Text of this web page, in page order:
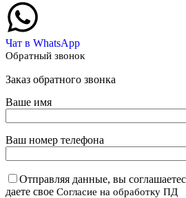
Чат в WhatsApp
Обратный звонок
Заказ обратного звонка
Ваше имя
Ваш номер телефона
Отправляя данные, вы
даете свое Согласие на обработку ПД